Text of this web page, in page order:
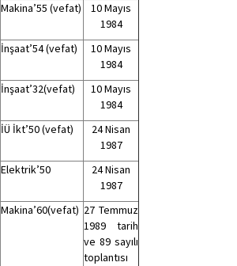
Makina’55 (vefat)
10 Mayıs
1984
İnşaat’54 (vefat)
10 Mayıs
1984
İnşaat’32(vefat)
10 Mayıs
1984
İÜ İkt’50 (vefat)
24 Nisan
1987
Elektrik’50
24 Nisan
1987
Makina’60(vefat) 27 Temmuz
1989 tarih
ve 89 sayılı
toplantısı